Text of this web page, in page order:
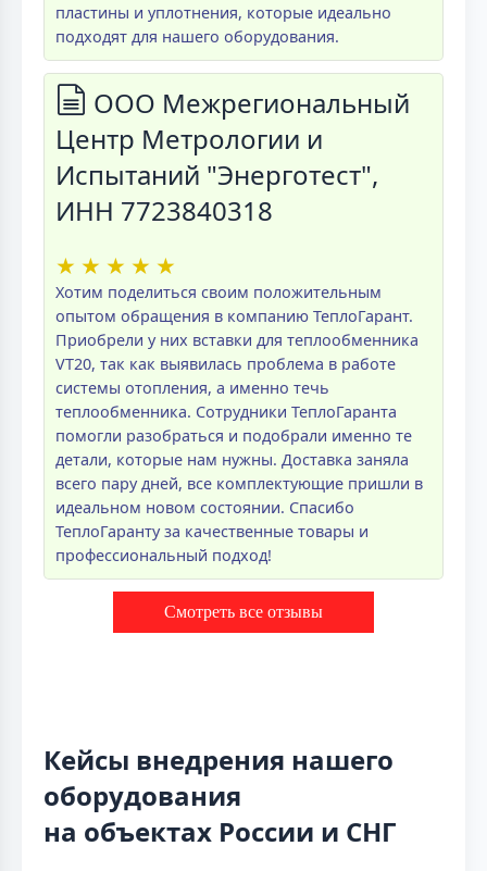
пластины и уплотнения, которые идеально
подходят для нашего оборудования.
ООО Межрегиональный
Центр Метрологии и
Испытаний "Энерготест",
ИНН 7723840318
★ ★ ★ ★ ★
Хотим поделиться своим положительным
опытом обращения в компанию ТеплоГарант.
Приобрели у них вставки для теплообменника
VT20, так как выявилась проблема в работе
системы отопления, а именно течь
теплообменника. Сотрудники ТеплоГаранта
помогли разобраться и подобрали именно те
детали, которые нам нужны. Доставка заняла
всего пару дней, все комплектующие пришли в
идеальном новом состоянии. Спасибо
ТеплоГаранту за качественные товары и
профессиональный подход!
Смотреть все отзывы
Кейсы внедрения нашего
оборудования
на объектах России и СНГ